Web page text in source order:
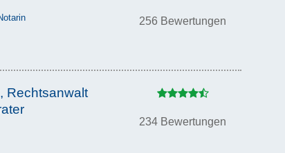
256 Bewertungen
Rechtsanwalt
234 Bewertungen